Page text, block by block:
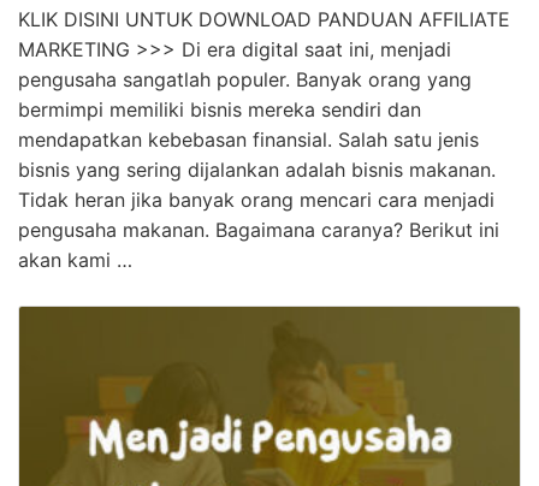
Inilah Cara Menjadi Pengusaha Kaos Distro
Terbaik
KLIK DISINI UNTUK DOWNLOAD PANDUAN AFFILIATE
MARKETING >>> Di era digital saat ini, menjadi
pengusaha sangatlah populer. Banyak orang yang
bermimpi memiliki bisnis mereka sendiri dan
Tidak heran jika banyak orang mencari cara menjadi
pengusaha makanan. Bagaimana caranya? Berikut ini
akan kami …